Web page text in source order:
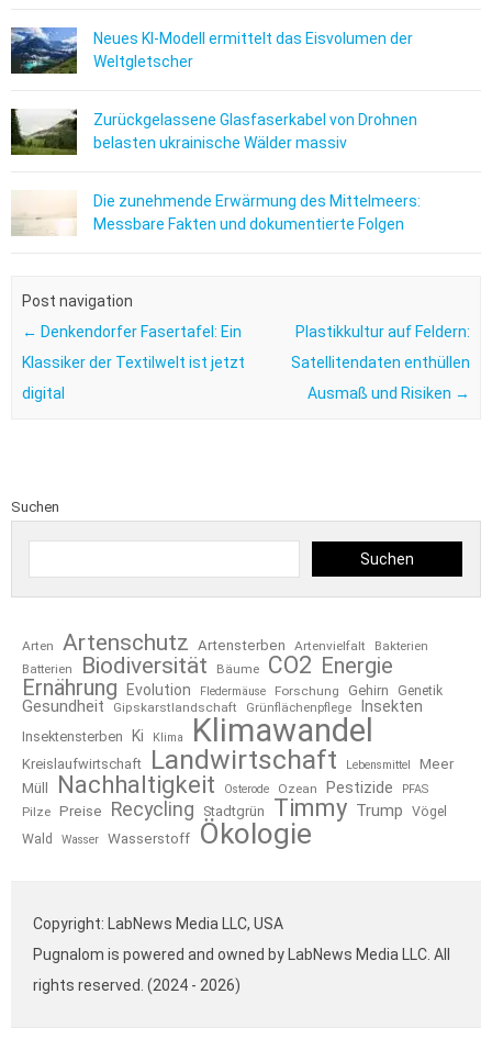
Neues KI-Modell ermittelt das Eisvolumen der
Weltgletscher
Zurückgelassene Glasfaserkabel von Drohnen
belasten ukrainische Wälder massiv
Die zunehmende Erwärmung des Mittelmeers:
Messbare Fakten und dokumentierte Folgen
Post navigation
← Denkendorfer Fasertafel: Ein
Klassiker der Textilwelt ist jetzt
digital
Plastikkultur auf Feldern:
Satellitendaten enthüllen
Ausmaß und Risiken →
Suchen
Suchen
Arten Artenschutz Artensterben Artenvielfalt
Bakterien
Batterien
Biodiversität Bäume CO2 Energie
Ernährung
Evolution Fledermäuse Forschung Gehirn Genetik
Gesundheit Gipskarstlandschaft Grünflächenpflege Insekten
Insektensterben Ki Klima Klimawandel
Kreislaufwirtschaft Landwirtschaft Lebensmittel
Meer
Müll
Nachhaltigkeit Osterode Ozean Pestizide PFAS
Pilze Preise Recycling Stadtgrün Timmy Trump
Vögel
Wald
Wasser Wasserstoff Ökologie
Copyright: LabNews Media LLC, USA
Pugnalom is powered and owned by LabNews Media LLC. All
rights reserved. (2024 - 2026)